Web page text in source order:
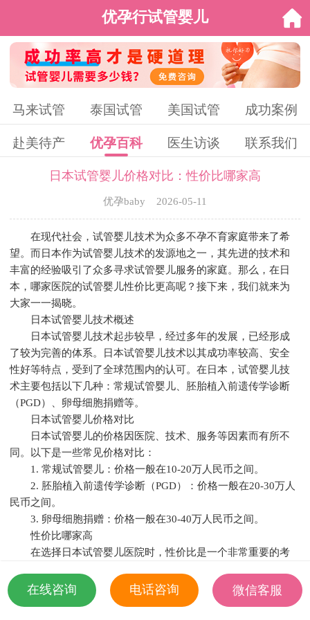
优孕行试管婴儿
马来试管 泰国试管 美国试管 成功案例
赴美待产 优孕百科 医生访谈 联系我们
日本试管婴儿价格对比：性价比哪家高
优孕baby 2026-05-11
在现代社会，试管婴儿技术为众多不孕不育家庭带来了希
望。而日本作为试管婴儿技术的发源地之一，其先进的技术和
丰富的经验吸引了众多寻求试管婴儿服务的家庭。那么，在日
本，哪家医院的试管婴儿性价比更高呢？接下来，我们就来为
大家一一揭晓。
日本试管婴儿技术概述
日本试管婴儿技术起步较早，经过多年的发展，已经形成
了较为完善的体系。日本试管婴儿技术以其成功率较高、安全
性好等特点，受到了全球范围内的认可。在日本，试管婴儿技
术主要包括以下几种：常规试管婴儿、胚胎植入前遗传学诊断
（PGD）、卵母细胞捐赠等。
日本试管婴儿价格对比
日本试管婴儿的价格因医院、技术、服务等因素而有所不
同。以下是一些常见价格对比：
1. 常规试管婴儿：价格一般在10-20万人民币之间。
2. 胚胎植入前遗传学诊断（PGD）：价格一般在20-30万人
民币之间。
3. 卵母细胞捐赠：价格一般在30-40万人民币之间。
性价比哪家高
在选择日本试管婴儿医院时，性价比是一个非常重要的考
1. 日本东京女子医科大学：该医院在试管婴儿领域具有较
高的声誉，价格合理。
在线咨询 电话咨询
微信客服